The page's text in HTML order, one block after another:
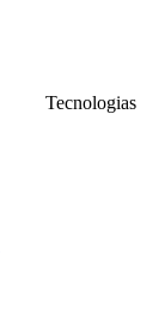
Tecnologias